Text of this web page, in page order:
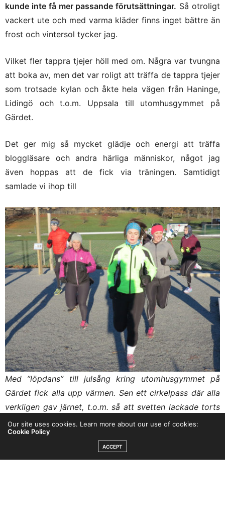
kunde inte få mer passande förutsättningar. Så otroligt
vackert ute och med varma kläder finns inget bättre än
frost och vintersol tycker jag.
Vilket fler tappra tjejer höll med om. Några var tvungna
att boka av, men det var roligt att träffa de tappra tjejer
som trotsade kylan och åkte hela vägen från Haninge,
Lidingö och t.o.m. Uppsala till utomhusgymmet på
Gärdet.
Det ger mig så mycket glädje och energi att träffa
bloggläsare och andra härliga människor, något jag
även hoppas att de fick via träningen. Samtidigt
samlade vi ihop till
Med ”löpdans” till julsång kring utomhusgymmet på
Gärdet fick alla upp värmen. Sen ett cirkelpass där alla
verkligen gav järnet, t.o.m. så att svetten lackade torts
den isande vinden.
Our site uses cookies. Learn more about our use of cookies:
Cookie Policy
ACCEPT